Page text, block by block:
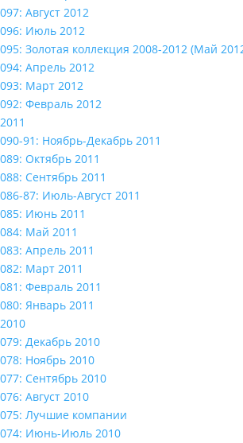
097: Август 2012
096: Июль 2012
095: Золотая коллекция 2008-2012 (Май
094: Апрель 2012
093: Март 2012
092: Февраль 2012
2011
090-91: Ноябрь-Декабрь 2011
089: Октябрь 2011
088: Сентябрь 2011
086-87: Июль-Август 2011
085: Июнь 2011
084: Май 2011
083: Апрель 2011
082: Март 2011
081: Февраль 2011
080: Январь 2011
2010
079: Декабрь 2010
078: Ноябрь 2010
077: Сентябрь 2010
076: Август 2010
075: Лучшие компании
074: Июнь-Июль 2010